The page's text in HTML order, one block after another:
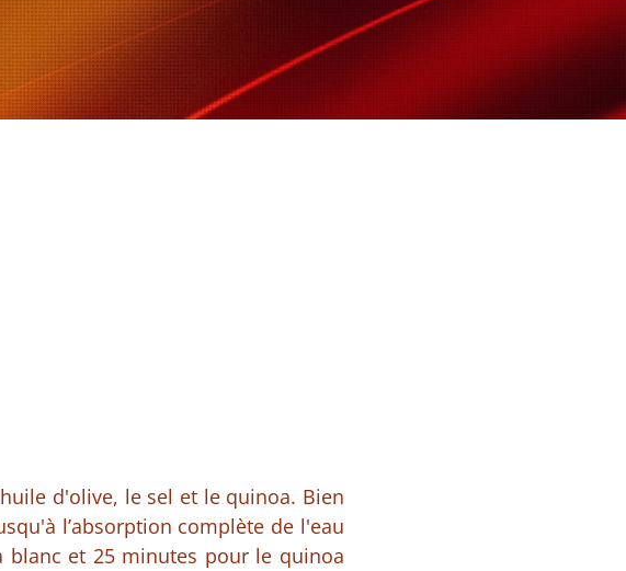
d'olive, le sel et le quinoa. Bien
l’absorption complète de l'eau
et 25 minutes pour le quinoa